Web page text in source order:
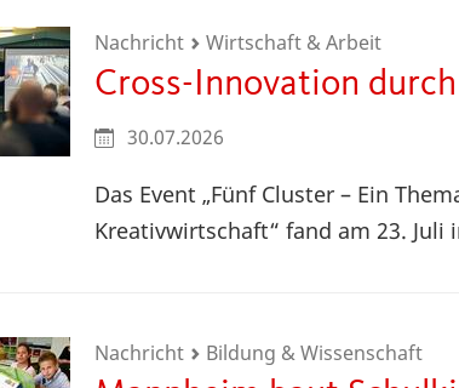
Nachricht Wirtschaft & Arbeit
Cross-Innovation
30.07.2026
Das Event „Fünf Cluster – Ein
Kreativwirtschaft“ fand am 23.
Nachricht Bildung & Wissenschaft